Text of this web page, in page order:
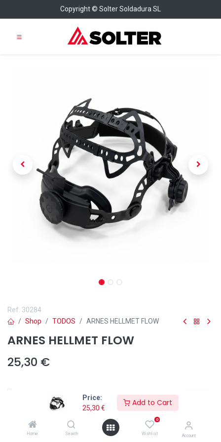
Price:
25,30 €
Add to Cart
Home Search
0
Wishlist Account
Copyright © Solter Soldadura SL
Ref. 30284
Shop
TODOS ARNES HELLMET FLOW
ARNES HELLMET FLOW
25,30 €
Añadir a lista de deseos
Arnés Hellmet Flow completo sin TUBO TRAQUEAL incorporado.